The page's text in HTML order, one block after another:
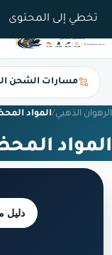
تخطي إلى المحتوى
مسارات الشحن
الرهوان الذهبي/المواد
المواد
دليل